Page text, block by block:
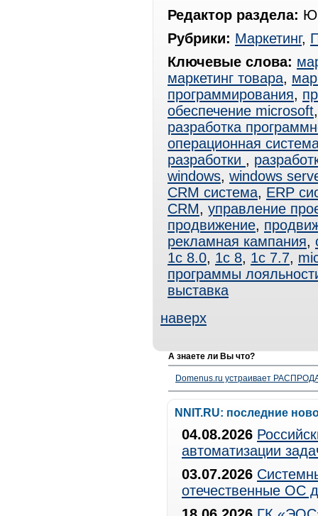
Редактор раздела:
Рубрики: Маркетинг,
Ключевые слова:
маркетинг товара,
программирования,
обеспечение microsoft
разработка
операционная
разработки ,
windows, windows
CRM система, ERP
CRM, управление
продвижение,
рекламная кампания,
1с 8.0, 1с 8, 1с 7.7,
программы
выставка
наверх
А знаете ли Вы что?
Domenus.ru устраивает
NNIT.RU: последние
04.08.2026
автоматизации
03.07.2026
отечественные ОС